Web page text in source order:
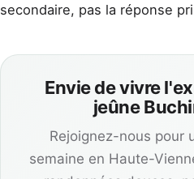
secondaire, pas la réponse
Envie de vivre
jeûne
Rejoignez-nous pour
semaine en Haute-